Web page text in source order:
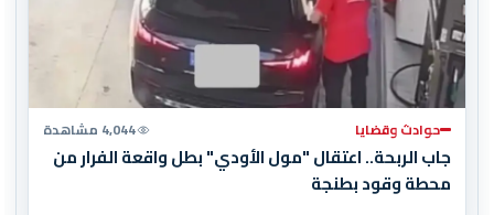
حوادث وقضايا 4,044 مشاهدة
جاب الربحة.. اعتقال "مول الأودي" بطل واقعة الفرار من
محطة وقود بطنجة